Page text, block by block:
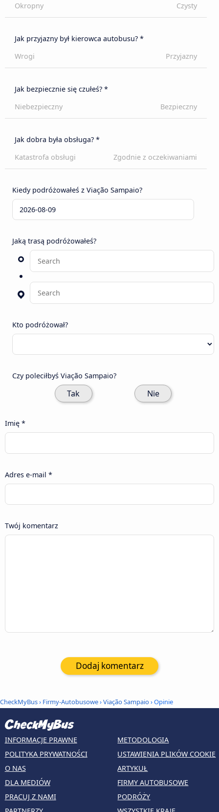
Okropny
Czysty
Jak przyjazny był kierowca autobusu? *
Wrogi
Przyjazny
Jak bezpiecznie się czułeś? *
Niebezpieczny
Bezpieczny
Jak dobra była obsługa? *
Katastrofa obsługi
Zgodnie z oczekiwaniami
Kiedy podróżowałeś z Viação Sampaio?
Jaką trasą podróżowałeś?
Kto podróżował?
Czy poleciłbyś Viação Sampaio?
Tak Nie
Imię *
Adres e-mail *
Twój komentarz
Dodaj komentarz
CheckMyBus› Firmy-Autobusowe›Viação Sampaio› Opinie
INFORMACJE PRAWNE
POLITYKA PRYWATNOŚCI
O NAS
DLA MEDIÓW
PRACUJ Z NAMI
METODOLOGIA
USTAWIENIA PLIKÓW COOKIE
ARTYKUŁ
FIRMY AUTOBUSOWE
PODRÓŻY